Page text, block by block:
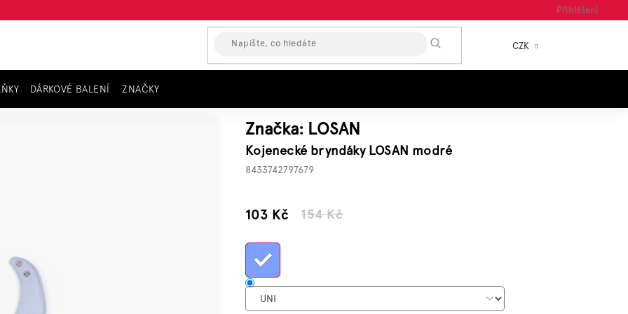
CZK
Přihlášení
DÁRKOVÉ BALENÍ ZNAČKY
Kojenecké bryndáky LOSAN modré
8433742797679
Značka: LOSAN
154 Kč
103 Kč Měrná